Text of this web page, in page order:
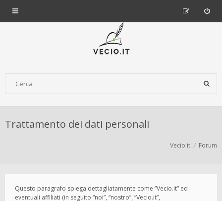
Trattamento dei dati personali
Vecio.it Forum
Questo paragrafo spiega dettagliatamente come “Vecio.it” ed
eventuali affiliati (in seguito “noi”, “nostro”, “Vecio.it”,